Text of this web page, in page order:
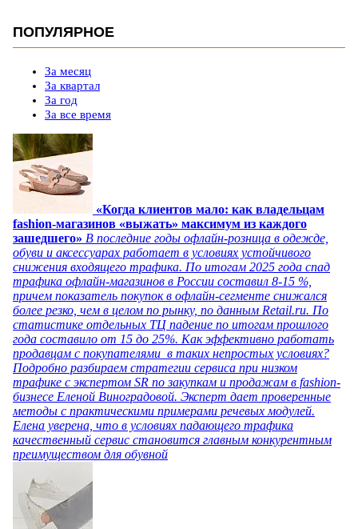
ПОПУЛЯРНОЕ
За месяц
За квартал
За год
За все время
«Когда клиентов мало: как владельцам
fashion-магазинов «выжать» максимум из каждого
зашедшего» В последние годы офлайн-розница в одежде,
обуви и аксессуарах работает в условиях устойчивого
снижения входящего трафика. По итогам 2025 года спад
трафика офлайн-магазинов в России составил 8-15 %,
причем показатель покупок в офлайн-сегменте снижался
более резко, чем в целом по рынку, по данным Retail.ru. По
статистике отдельных ТЦ падение по итогам прошлого
года составило от 15 до 25%. Как эффективно работать
продавцам с покупателями в таких непростых условиях?
Подробно разбираем стратегии сервиса при низком
трафике с экспертом SR по закупкам и продажам в fashion-
бизнесе Еленой Виноградовой. Эксперт дает проверенные
методы с практическими примерами речевых модулей.
Елена уверена, что в условиях падающего трафика
качественный сервис становится главным конкурентным
преимуществом для обувной